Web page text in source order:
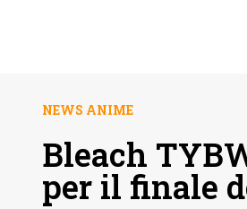
NEWS ANIME
Bleach
per il finale